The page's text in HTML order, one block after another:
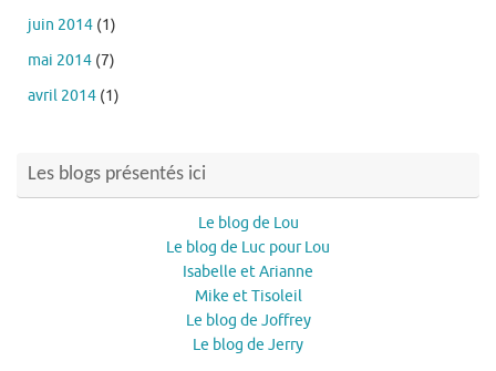
juin 2014 (1)
mai 2014 (7)
avril 2014 (1)
Les blogs présentés ici
Le blog de Lou
Le blog de Luc pour Lou
Isabelle et Arianne
Mike et Tisoleil
Le blog de Joffrey
Le blog de Jerry